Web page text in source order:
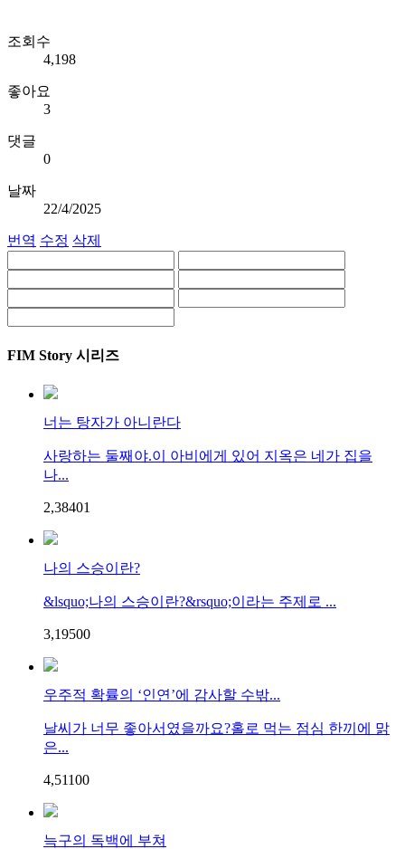
조회수
4,198
좋아요
3
댓글
0
날짜
22/4/2025
번역 수정 삭제
FIM Story 시리즈
너는 탕자가 아니란다
사랑하는 둘째야.이 아비에게 있어 지옥은 네가 집을
나...
2,38401
나의 스승이란?
&lsquo;나의 스승이란?&rsquo;이라는 주제로 ...
3,19500
우주적 확률의 ‘인연’에 감사할 수밖...
날씨가 너무 좋아서였을까요?홀로 먹는 점심 한끼에 맑
은...
4,51100
늑구의 독백에 부쳐